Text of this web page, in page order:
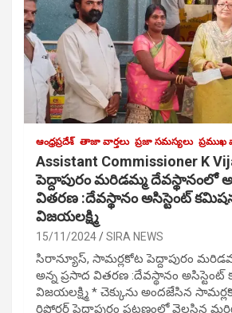
ఆంధ్రప్రదేశ్ తాజా వార్తలు ప్రజా సమస్యలు ప్రముఖ
Assistant Commissioner K
పెద్దాపురం మరిడమ్మ దేవస్థానంలో
వితరణ :దేవస్థానం అసిస్టెంట్
విజయలక్ష్మి
15/11/2024 SIRA NEWS
సిరాన్యూస్, సామర్లకోట పెద్దాపురం
అన్న ప్రసాద వితరణ :దేవస్థానం అసిస్టెంట్
విజయలక్ష్మి * చెక్కును అందజేసిన
రిపోర్టర్ పెద్దాపురం పట్టణంలో వెలసిన